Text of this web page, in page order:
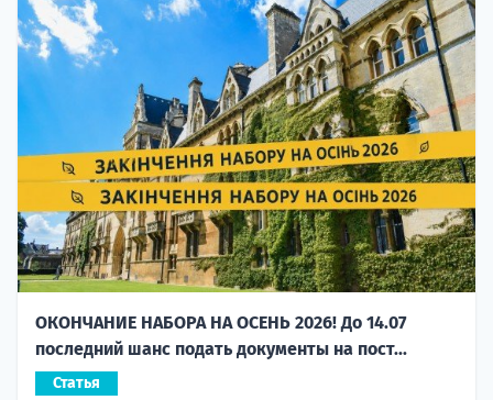
ОКОНЧАНИЕ НАБОРА НА ОСЕНЬ 2026! До 14.07
последний шанс подать документы на пост...
Статья